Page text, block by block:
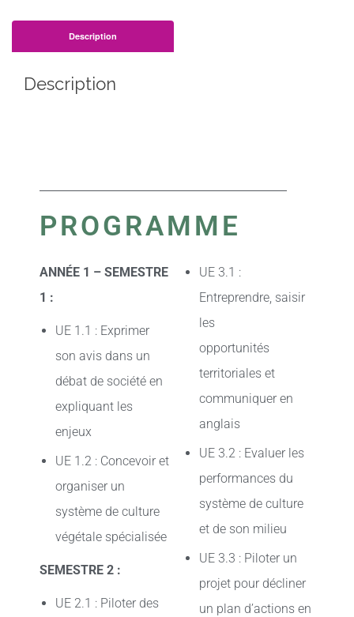
Description
Description
PROGRAMME
ANNÉE 1 – SEMESTRE
1 :
UE 1.1 : Exprimer
son avis dans un
débat de société en
expliquant les
enjeux
UE 1.2 : Concevoir et
organiser un
système de culture
végétale spécialisée
SEMESTRE 2 :
UE 2.1 : Piloter des
UE 3.1 :
Entreprendre, saisir
les
opportunités
territoriales et
communiquer en
anglais
UE 3.2 : Evaluer les
performances du
système de culture
et de son milieu
UE 3.3 : Piloter un
projet pour décliner
un plan d’actions en